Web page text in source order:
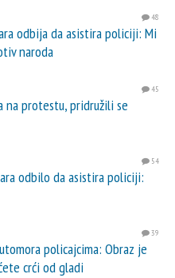
48
odbija da asistira policiji: Mi
naroda
45
na protestu, pridružili se
54
odbilo da asistira policiji:
39
policajcima: Obraz je
crći od gladi